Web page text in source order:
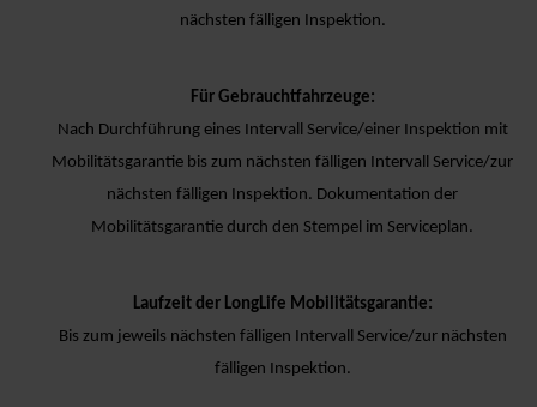
nächsten fälligen Inspektion.
Für Gebrauchtfahrzeuge:
Nach Durchführung eines Intervall Service/einer Inspektion mit
Mobilitätsgarantie bis zum nächsten fälligen Intervall Service/zur
nächsten fälligen Inspektion. Dokumentation der
Mobilitätsgarantie durch den Stempel im Serviceplan.
Laufzeit der LongLife Mobilitätsgarantie:
Bis zum jeweils nächsten fälligen Intervall Service/zur nächsten
fälligen Inspektion.